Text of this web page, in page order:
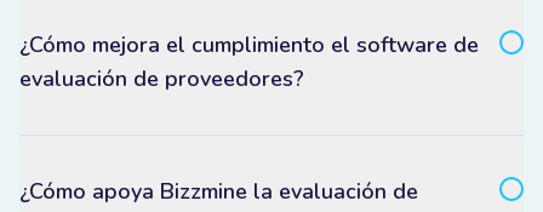
¿Cómo mejora el cumplimiento el software de
evaluación de proveedores?
¿Cómo apoya Bizzmine la evaluación de